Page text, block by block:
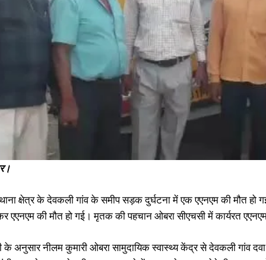
जुलाई में थी बहन की शादी, ससुराल जा रहे युवक की अज्ञात वाहन से टकराकर हुई मौत
May 10, 2024
क्षेत्र के देवकली गांव के समीप सड़क दुर्घटना में एक एएनएम की मौत हो
की मौत हो गई। मृतक की पहचान ओबरा सीएचसी में कार्यरत
के अनुसार नीलम कुमारी ओबरा सामुदायिक स्वास्थ्य केंद्र से देवकली गांव